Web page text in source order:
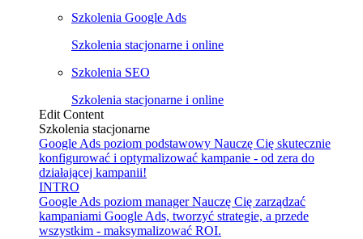
Szkolenia Google Ads
Szkolenia stacjonarne i online
Szkolenia SEO
Szkolenia stacjonarne i online
Edit Content
Szkolenia stacjonarne
Google Ads poziom podstawowy Nauczę Cię skutecznie
konfigurować i optymalizować kampanie - od zera do
działającej kampanii!
INTRO
Google Ads poziom manager Nauczę Cię zarządzać
kampaniami Google Ads, tworzyć strategie, a przede
wszystkim - maksymalizować ROI.